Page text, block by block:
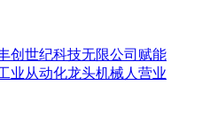
创世纪科技无限公司赋能
业从动化龙头机械人营业